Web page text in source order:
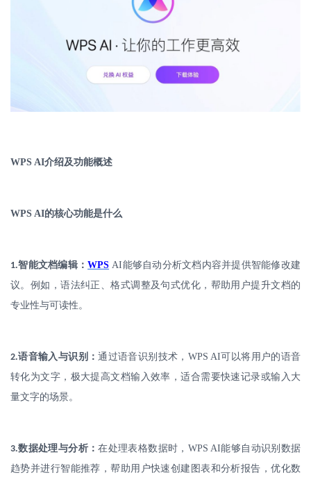
WPS AI介绍及功能概述
WPS AI的核心功能是什么
1.智能文档编辑：WPS AI能够自动分析文档内容并提供智能修改建
议。例如，语法纠正、格式调整及句式优化，帮助用户提升文档的
专业性与可读性。
2.语音输入与识别：通过语音识别技术， WPS AI可以将用户的语音
转化为文字，极大提高文档输入效率，适合需要快速记录或输入大
量文字的场景。
3.数据处理与分析：在处理表格数据时， WPS AI能够自动识别数据
趋势并进行智能推荐，帮助用户快速创建图表和分析报告，优化数